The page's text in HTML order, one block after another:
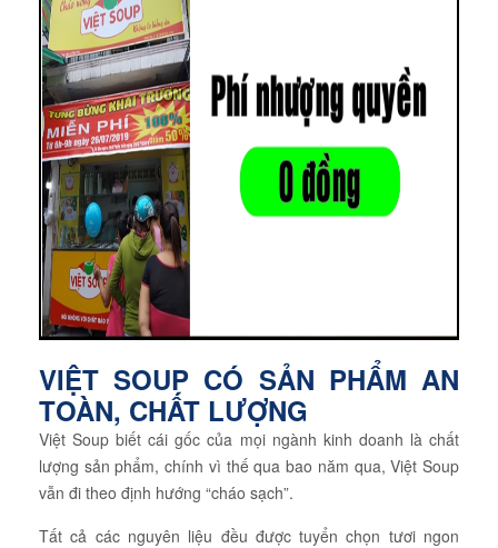
VIỆT SOUP CÓ SẢN PHẨM AN
TOÀN, CHẤT LƯỢNG
Việt Soup biết cái gốc của mọi ngành kinh doanh là chất
lượng sản phẩm, chính vì thế qua bao năm qua, Việt Soup
vẫn đi theo định hướng “cháo sạch”.
Tất cả các nguyên liệu đều được tuyển chọn tươi ngon